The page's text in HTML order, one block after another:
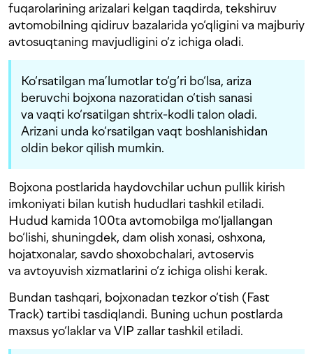
fuqarolarining arizalari kelgan taqdirda, tekshiruv
avtomobilning qidiruv bazalarida yo‘qligini va majburiy
avtosuqtaning mavjudligini o‘z ichiga oladi.
Ko‘rsatilgan ma’lumotlar to‘g‘ri bo‘lsa, ariza
beruvchi bojxona nazoratidan o‘tish sanasi
va vaqti ko‘rsatilgan shtrix-kodli talon oladi.
Arizani unda ko‘rsatilgan vaqt boshlanishidan
oldin bekor qilish mumkin.
Bojxona postlarida haydovchilar uchun pullik kirish
imkoniyati bilan kutish hududlari tashkil etiladi.
Hudud kamida 100ta avtomobilga mo‘ljallangan
bo‘lishi, shuningdek, dam olish xonasi, oshxona,
hojatxonalar, savdo shoxobchalari, avtoservis
va avtoyuvish xizmatlarini o‘z ichiga olishi kerak.
Bundan tashqari, bojxonadan tezkor o‘tish (Fast
Track) tartibi tasdiqlandi. Buning uchun postlarda
maxsus yo‘laklar va VIP zallar tashkil etiladi.